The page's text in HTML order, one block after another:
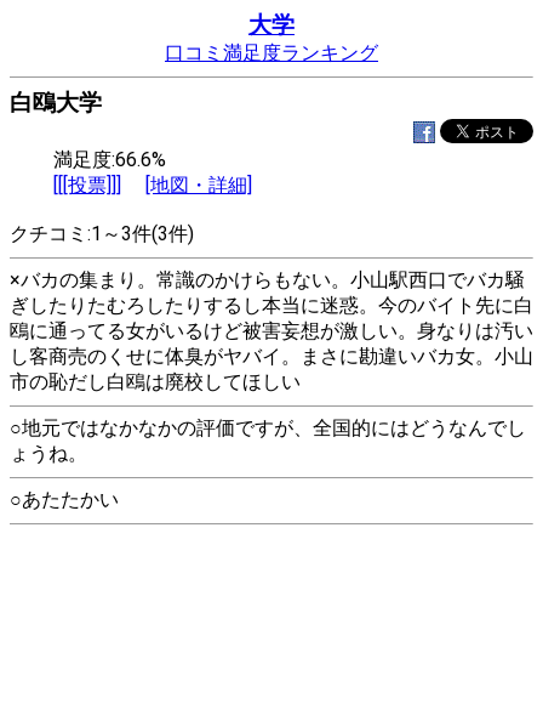
大学
口コミ満足度ランキング
白鴎大学
満足度:66.6%
[[[投票]]]
[地図・詳細]
クチコミ:1～3件(3件)
×バカの集まり。常識のかけらもない。小山駅西口でバカ騒
ぎしたりたむろしたりするし本当に迷惑。今のバイト先に白
鴎に通ってる女がいるけど被害妄想が激しい。身なりは汚い
し客商売のくせに体臭がヤバイ。まさに勘違いバカ女。小山
市の恥だし白鴎は廃校してほしい
○地元ではなかなかの評価ですが、全国的にはどうなんでし
ょうね。
○あたたかい